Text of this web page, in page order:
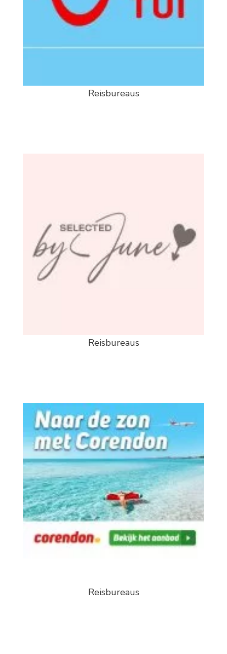
Reisbureaus
Reisbureaus
Reisbureaus